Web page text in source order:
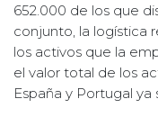
652.000 de los que
conjunto, la logística
los activos que la
el valor total de los
España y Portugal ya